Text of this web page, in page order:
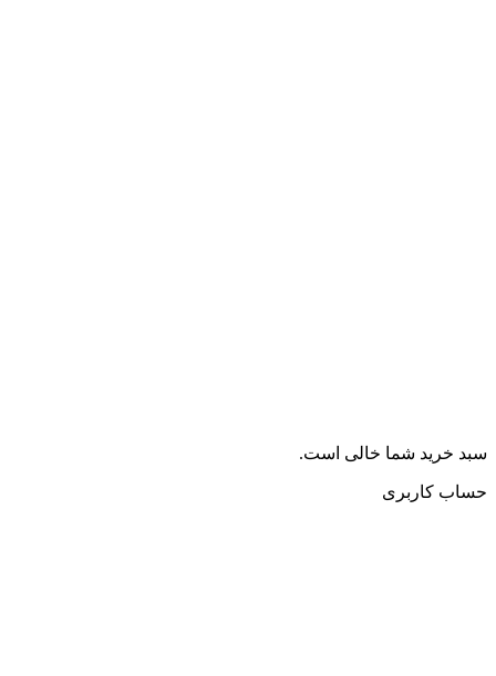
سبد خرید شما خالی است.
حساب کاربری